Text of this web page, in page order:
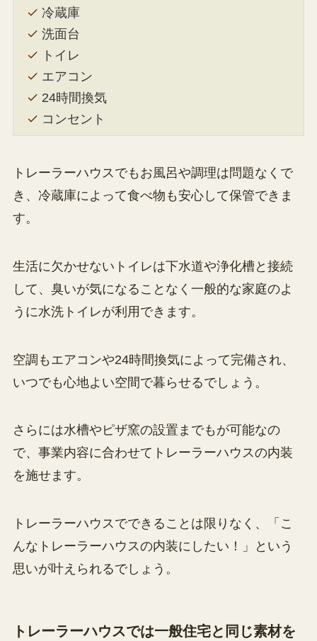
冷蔵庫
洗面台
トイレ
エアコン
24時間換気
コンセント
トレーラーハウスでもお風呂や調理は問題なくで
き、冷蔵庫によって食べ物も安心して保管できま
す。
生活に欠かせないトイレは下水道や浄化槽と接続
して、臭いが気になることなく一般的な家庭のよ
うに水洗トイレが利用できます。
空調もエアコンや24時間換気によって完備され、
いつでも心地よい空間で暮らせるでしょう。
さらには水槽やピザ窯の設置までもが可能なの
で、事業内容に合わせてトレーラーハウスの内装
を施せます。
トレーラーハウスでできることは限りなく、「こ
んなトレーラーハウスの内装にしたい！」という
思いが叶えられるでしょう。
トレーラーハウスでは一般住宅と同じ素材を